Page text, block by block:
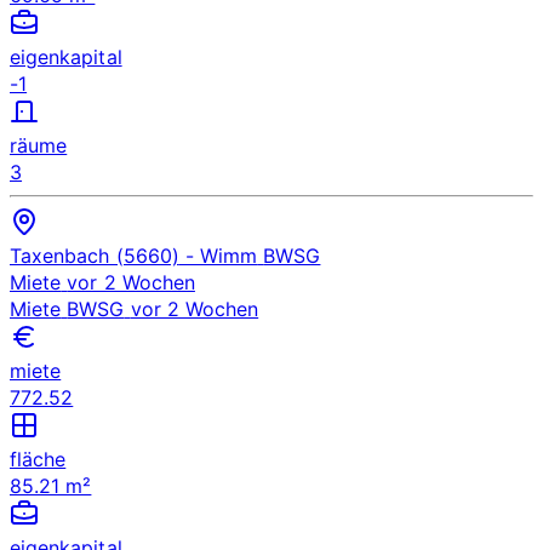
eigenkapital
-1
räume
3
Taxenbach (5660) - Wimm BWSG
Miete vor 2 Wochen
Miete BWSG vor 2 Wochen
miete
772.52
fläche
85.21 m²